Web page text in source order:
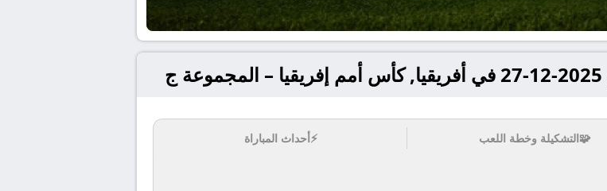
🧩التشكيلة وخطة اللعب ⚡أحداث المباراة